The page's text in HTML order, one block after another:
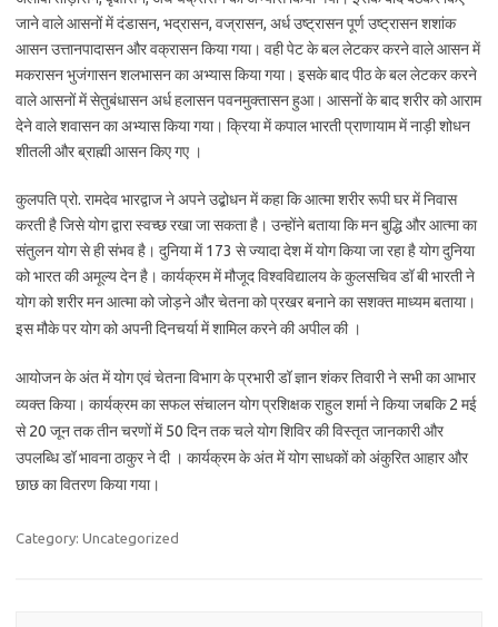
जाने वाले आसनों में दंडासन, भद्रासन, वज्रासन, अर्ध उष्ट्रासन पूर्ण उष्ट्रासन शशांक
आसन उत्तानपादासन और वक्रासन किया गया। वही पेट के बल लेटकर करने वाले आसन में
मकरासन भुजंगासन शलभासन का अभ्यास किया गया। इसके बाद पीठ के बल लेटकर करने
वाले आसनों में सेतुबंधासन अर्ध हलासन पवनमुक्तासन हुआ। आसनों के बाद शरीर को आराम
देने वाले शवासन का अभ्यास किया गया। क्रिया में कपाल भारती प्राणायाम में नाड़ी शोधन
शीतली और ब्राह्मी आसन किए गए ।
कुलपति प्रो. रामदेव भारद्वाज ने अपने उद्बोधन में कहा कि आत्मा शरीर रूपी घर में निवास
करती है जिसे योग द्वारा स्वच्छ रखा जा सकता है। उन्होंने बताया कि मन बुद्धि और आत्मा का
संतुलन योग से ही संभव है। दुनिया में 173 से ज्यादा देश में योग किया जा रहा है योग दुनिया
को भारत की अमूल्य देन है। कार्यक्रम में मौजूद विश्वविद्यालय के कुलसचिव डॉ बी भारती ने
योग को शरीर मन आत्मा को जोड़ने और चेतना को प्रखर बनाने का सशक्त माध्यम बताया।
इस मौके पर योग को अपनी दिनचर्या में शामिल करने की अपील की ।
आयोजन के अंत में योग एवं चेतना विभाग के प्रभारी डॉ ज्ञान शंकर तिवारी ने सभी का आभार
व्यक्त किया। कार्यक्रम का सफल संचालन योग प्रशिक्षक राहुल शर्मा ने किया जबकि 2 मई
से 20 जून तक तीन चरणों में 50 दिन तक चले योग शिविर की विस्तृत जानकारी और
उपलब्धि डॉ भावना ठाकुर ने दी । कार्यक्रम के अंत में योग साधकों को अंकुरित आहार और
छाछ का वितरण किया गया।
Category: Uncategorized